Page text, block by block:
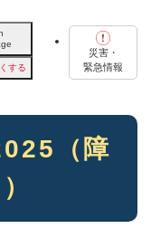
する
災害・
緊急情報
（障